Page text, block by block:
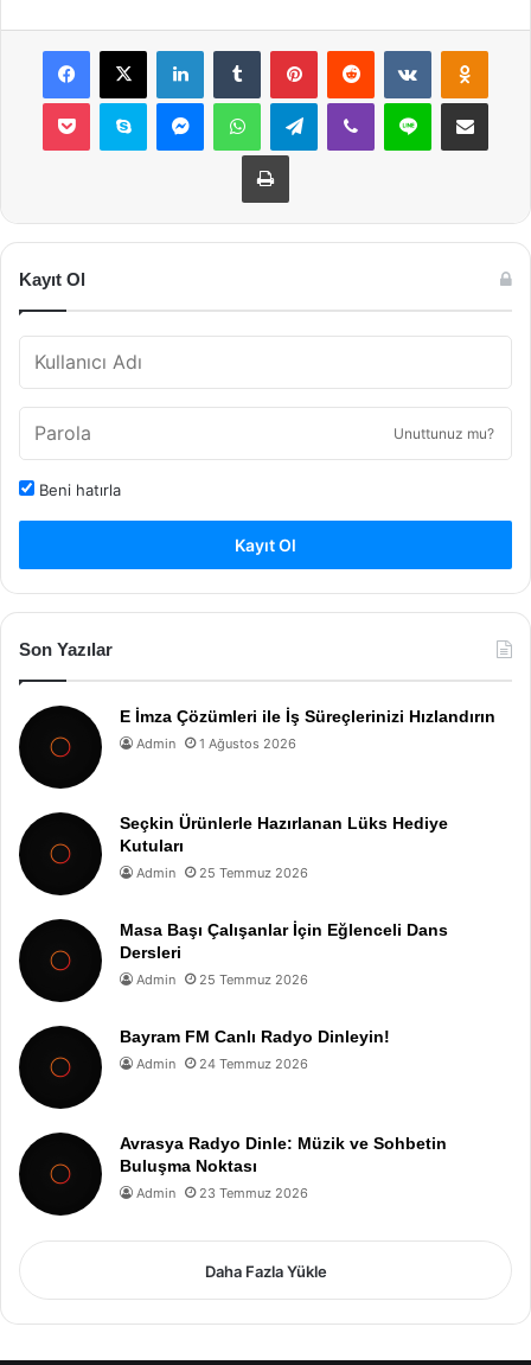
Facebook
X LinkedInTumblr PinterestReddit VKontakte
Pocket Skype MessengerWhatsAppTelegramViber Line E-Posta ile
Yazdır
Kayıt Ol
Unuttunuz mu?
Beni hatırla
Kayıt Ol
Son Yazılar
E İmza Çözümleri ile İş Süreçlerinizi Hızlandırın
Admin 1 Ağustos 2026
Seçkin Ürünlerle Hazırlanan Lüks Hediye
Kutuları
Admin 25 Temmuz 2026
Masa Başı Çalışanlar İçin Eğlenceli Dans
Dersleri
Admin 25 Temmuz 2026
Bayram FM Canlı Radyo Dinleyin!
Admin 24 Temmuz 2026
Avrasya Radyo Dinle: Müzik ve Sohbetin
Buluşma Noktası
Admin 23 Temmuz 2026
Daha Fazla Yükle